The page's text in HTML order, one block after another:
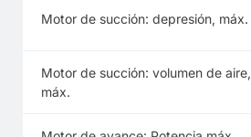
Motor de succión: depresión, máx.
Motor de succión: volumen de aire,
máx.